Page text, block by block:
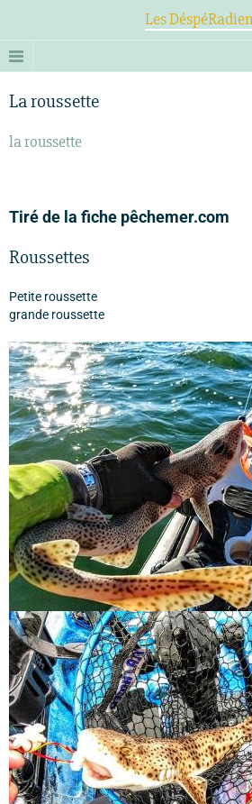
Les
La roussette
la roussette
Tiré de la fiche pêchemer.com
Roussettes
Petite
grande roussette